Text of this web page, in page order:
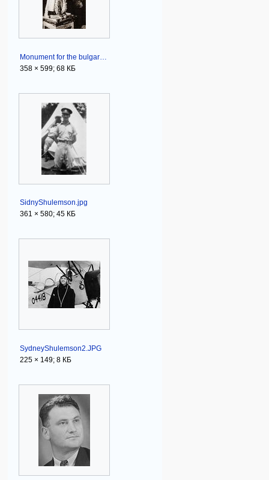
358 × 599; 68 КБ
SidnyShulemson.jpg
361 × 580; 45 КБ
SydneyShulemson2.JPG
225 × 149; 8 КБ